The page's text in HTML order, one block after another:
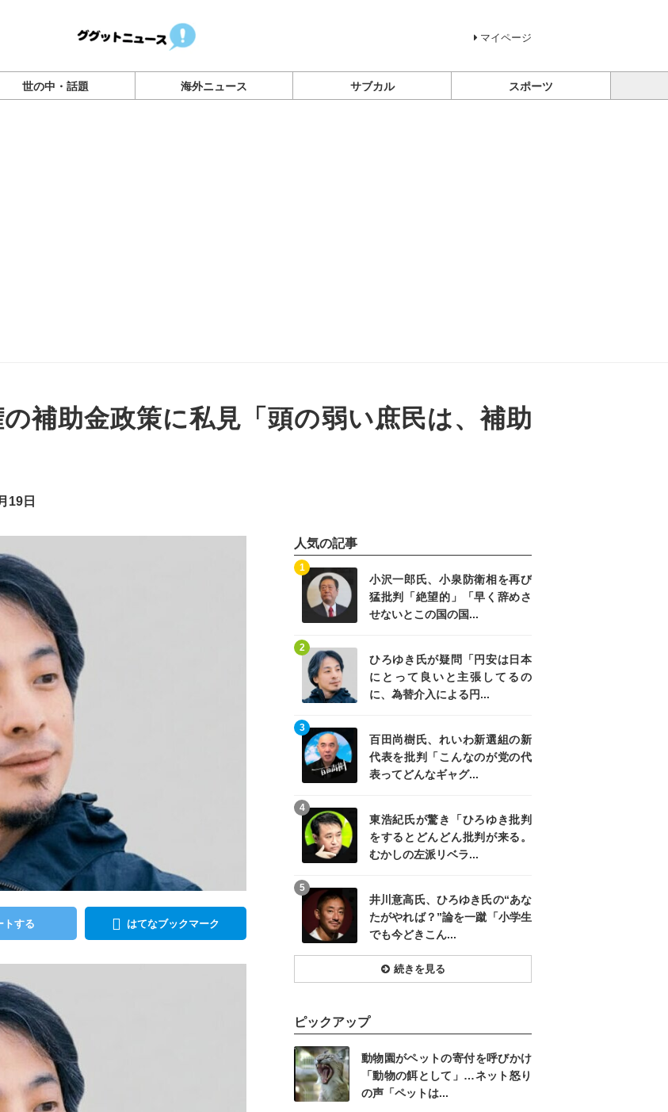
マイページ
世の中・話題 海外ニュース サブカル スポーツ
補助金政策に私見「頭の弱い庶民は、補助
19日
トする はてなブックマーク
人気の記事
小沢一郎氏、小泉防衛相を再び
猛批判「絶望的」「早く辞めさ
せないとこの国の国...
1
ひろゆき氏が疑問「円安は日本
にとって良いと主張してるの
に、為替介入による円...
2
百田尚樹氏、れいわ新選組の新
代表を批判「こんなのが党の代
表ってどんなギャグ...
3
東浩紀氏が驚き「ひろゆき批判
をするとどんどん批判が来る。
むかしの左派リベラ...
4
井川意高氏、ひろゆき氏の“あな
たがやれば？”論を一蹴「小学生
でも今どきこん...
5
続きを見る
ピックアップ
動物園がペットの寄付を呼びかけ
「動物の餌として」…ネット怒り
の声「ペットは...